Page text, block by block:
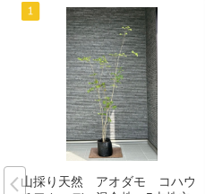
山採り天然 アオダモ コハウ